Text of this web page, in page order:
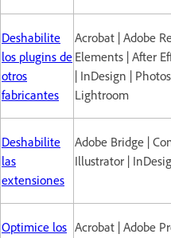
Deshabilite
los plugins de
otros
fabricantes
Acrobat | Adobe
Elements | After
| InDesign |
Lightroom
Deshabilite
las
extensiones
Adobe Bridge |
Illustrator |
Optimice los Acrobat | Adobe